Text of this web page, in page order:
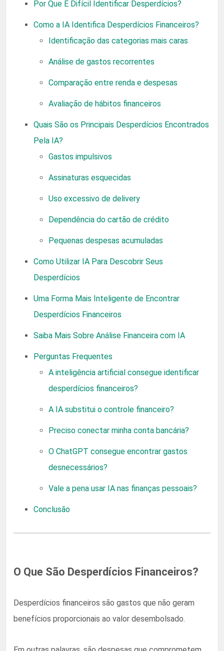
Por Que É Difícil Identificar Desperdícios?
Como a IA Identifica Desperdícios Financeiros?
Identificação das categorias mais caras
Análise de gastos recorrentes
Comparação entre renda e despesas
Avaliação de hábitos financeiros
Quais São os Principais Desperdícios Encontrados
Pela IA?
Gastos impulsivos
Assinaturas esquecidas
Uso excessivo de delivery
Dependência do cartão de crédito
Pequenas despesas acumuladas
Como Utilizar IA Para Descobrir Seus
Desperdícios
Uma Forma Mais Inteligente de Encontrar
Desperdícios Financeiros
Saiba Mais Sobre Análise Financeira com IA
Perguntas Frequentes
A inteligência artificial consegue identificar
desperdícios financeiros?
A IA substitui o controle financeiro?
Preciso conectar minha conta bancária?
O ChatGPT consegue encontrar gastos
desnecessários?
Vale a pena usar IA nas finanças pessoais?
Conclusão
O Que São Desperdícios Financeiros?
Desperdícios financeiros são gastos que não geram
benefícios proporcionais ao valor desembolsado.